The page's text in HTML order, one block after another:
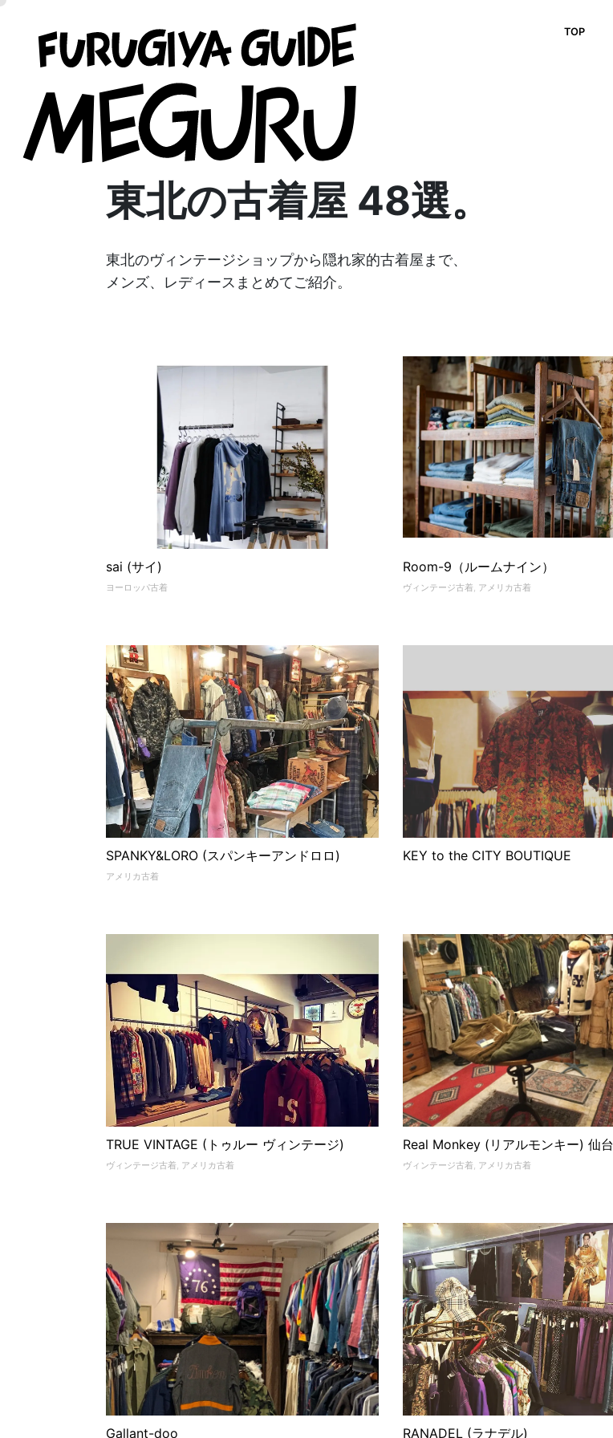
TOP
東北の古着屋 48選。
東北のヴィンテージショップから隠れ家的古着屋まで、
メンズ、レディースまとめてご紹介。
sai (サイ)
ヨーロッパ古着
Room-9（ルームナイン）
ヴィンテージ古着, アメリカ古着
SPANKY&LORO (スパンキーアンドロロ)
アメリカ古着
KEY to the CITY BOUTIQUE
TRUE VINTAGE (トゥルー ヴィンテージ)
ヴィンテージ古着, アメリカ古着
Real Monkey (リアルモンキー) 仙台
ヴィンテージ古着, アメリカ古着
Gallant-doo RANADEL (ラナデル)